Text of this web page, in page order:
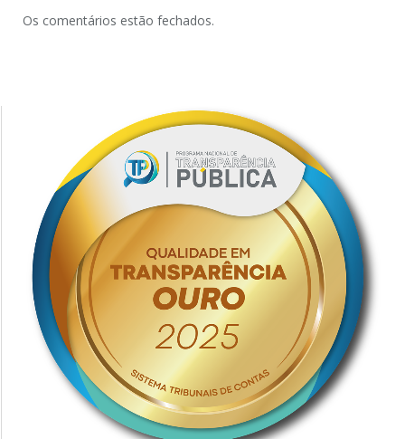
Os comentários estão fechados.